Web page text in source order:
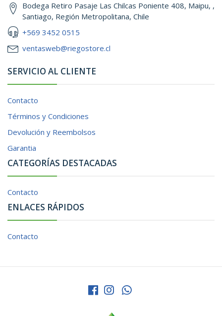
Bodega Retiro Pasaje Las Chilcas Poniente 408, Maipu, ,
Santiago, Región Metropolitana, Chile
+569 3452 0515
ventasweb@riegostore.cl
SERVICIO AL CLIENTE
Contacto
Términos y Condiciones
Devolución y Reembolsos
Garantia
CATEGORÍAS DESTACADAS
Contacto
ENLACES RÁPIDOS
Contacto